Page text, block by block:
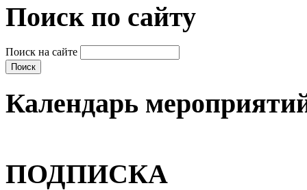
Поиск по сайту
Поиск на сайте
Календарь
ПОДПИСКА